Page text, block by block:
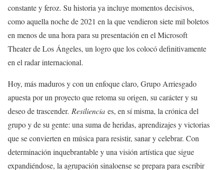
constante y feroz. Su historia ya incluye momentos decisivos,
como aquella noche de 2021 en la que vendieron siete mil boletos
en menos de una hora para su presentación en el Microsoft
Theater de Los Ángeles, un logro que los colocó definitivamente
en el radar internacional.
Hoy, más maduros y con un enfoque claro, Grupo Arriesgado
apuesta por un proyecto que retoma su origen, su carácter y su
deseo de trascender. Resiliencia es, en sí misma, la crónica del
grupo y de su gente: una suma de heridas, aprendizajes y victorias
que se convierten en música para resistir, sanar y celebrar. Con
determinación inquebrantable y una visión artística que sigue
expandiéndose, la agrupación sinaloense se prepara para escribir